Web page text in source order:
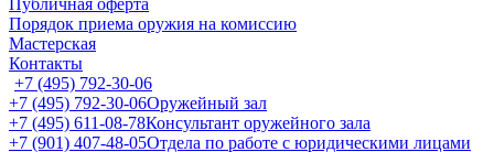
Публичная оферта
Порядок приема оружия на комиссию
Мастерская
Контакты
+7 (495) 792-30-06
+7 (495) 792-30-06Оружейный зал
+7 (495) 611-08-78Консультант оружейного зала
+7 (901) 407-48-05Отдела по работе с юридическими лицами